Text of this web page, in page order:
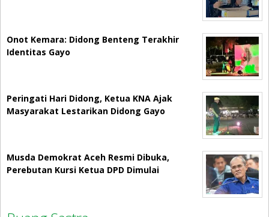
Onot Kemara: Didong Benteng Terakhir
Identitas Gayo
Peringati Hari Didong, Ketua KNA Ajak
Masyarakat Lestarikan Didong Gayo
Musda Demokrat Aceh Resmi Dibuka,
Perebutan Kursi Ketua DPD Dimulai